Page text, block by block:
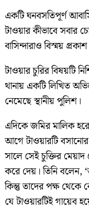
একটি ঘনবসতিপূর্ণ
টাওয়ার কীভাবে সবার
বাসিন্দারাও বিস্ময়
টাওয়ার চুরির বিষয়টি
থানায় একটি লিখিত
নেমেছে স্থানীয় পুলিশ।
এদিকে জমির মালিক
আগে টাওয়ারটি
সালে সেই চুক্তির
করে দেয়। তিনি বলেন,
কিন্তু তাদের পক্ষ
যে টাওয়ারটিই গায়েব